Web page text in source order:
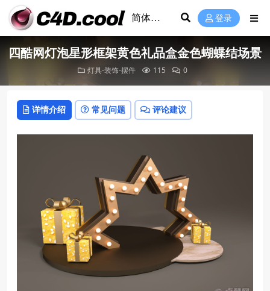
登录
四酷网灯泡星形框架黄色礼品盒金色蝴蝶结场景
灯具-装饰-摆件 115 0
详情介绍 常见问题 评论建议